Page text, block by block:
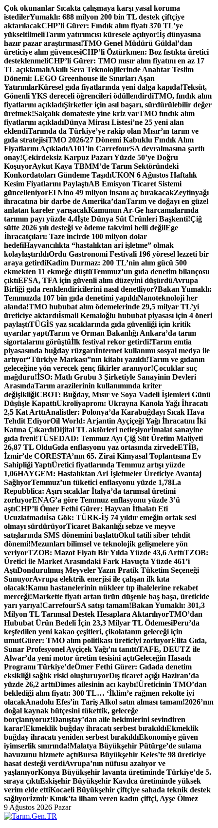
İçeriğe
atla
Çok okunanlar Sıcakta çalışmaya karşı yasal koruma
istedilerYumaklı: 688 milyon 200 bin TL destek çiftçiye
aktarılacakCHP’li Gürer: Fındık alım fiyatı 370 TL’ye
yükseltilmeliTarım yatırımcısı küresele açılıyor!İş dünyasına
hazır pazar araştırması!TMO Genel Müdürü Güldal’dan
üreticiye alım güvencesiCHP’li Öztürkmen: Boz fıstıkta üretici
desteklenmeliCHP’li Gürer: TMO mısır alım fiyatını en az 17
TL açıklamalıAkıllı Sera Teknolojilerinde Anahtar Teslim
Dönemi: LEGO Greenhouse ile Sınırları Aşan
YatırımlarKüresel gıda fiyatlarında yeni dalga kapıda!Teksüt,
Gönenli YKS dereceli öğrencileri ödüllendirdiTMO, fındık alım
fiyatlarını açıkladıŞirketler için asıl başarı, sürdürülebilir değer
üretmek!Salçalık domateste yine kriz varTMO fındık alım
fiyatlarını açıkladıDünya Mirası Listesi’ne 25 yeni alan
eklendiTarımda da Türkiye’ye rakip olan Mısır’ın tarım ve
gıda stratejisiTMO 2026/27 Dönemi Kabuklu Fındık Alım
Fiyatlarını AçıkladıA101’in CarrefourSA devralmasına şartlı
onay!Çekirdeksiz Karpuz Pazarı Yüzde 50’ye Doğru
KoşuyorAykut Kaya TBMM’de Tarım Sektöründeki
Konkordatoları Gündeme TaşıdıUKON 6 Ağustos Haftalık
Kesim Fiyatlarını PaylaştıAB Emisyon Ticaret Sistemi
güncelleniyorEl Nino 49 milyon insanı aç bırakacakZeytinyağı
ihracatına bir darbe de Amerika’danTarım ve doğayı en güzel
anlatan kareler yarışacakKamunun Ar-Ge harcamalarında
tarımın payı yüzde 4,4İşte Dünya Süt Ürünleri Başkenti!Çiğ
sütte 2026 yılı desteği ve ödeme takvimi belli değilEge
İhracatçıları: Taze incirde 100 milyon dolar
hedefiHayvancılıkta “hastalıktan ari işletme” olmak
kolaylaştırıldıOrdu Gastronomi Festivali 196 yöresel lezzeti bir
araya getirdiKadim Durmaz: 200 TL’nin alım gücü 500
ekmekten 11 ekmeğe düştüTemmuz’un gıda denetim bilançosu
çıktıEFSA, TFA için güvenli alım düzeyini düşürdüAvrupa
Birliği gıda renklendiricilerini nasıl denetliyor?Bakan Yumaklı:
Temmuzda 107 bin gıda denetimi yapıldıNanoteknoloji her
alanda!TMO hububat alım ödemelerinde 29,5 milyar TL’yi
üreticiye aktardıİsmail Kemaloğlu hububat piyasası için 4 öneri
paylaştıTÜGİS yaz sıcaklarında gıda güvenliği için kritik
uyarılar yaptıTarım ve Orman Bakanlığı Ankara’da tarım
sigortalarını görüştüİlk festival rekor getirdi!Tarım emtia
piyasasında buğday rüzgarıİnternet kullanımı sosyal medya ile
artıyor“Türkiye Markası”nın kitabı yazıldı!Tarım ve gıdanın
geleceğine yön verecek genç fikirler aranıyor!Çocuklar suç
mağduru!İSO: Matlı Grubu 3 Şirketiyle Sanayinin Devleri
ArasındaTarım arazilerinin kullanımında kriter
değişikliğiCBOT: Buğday, Mısır ve Soya Vadeli İşlemleri Günü
Düşüşle KapattıUkroliyaprom: Ukrayna Kanola Yağı İhracatı
2,5 Kat ArttıAnalistler: Polonya’da Karabuğdayı Sıcak Hava
Tehdit EdiyorOil World: Arjantin Ayçiçeği Yağı İhracatını İki
Katına ÇıkardıDijital TL aktörleri netleşiyorİmalat sanayine
gıda freni!TÜSEDAD: Temmuz Ayı Çiğ Süt Üretim Maliyeti
26,87 TL OlduGıda enflasyonu yaz ortasında zirvedeETİB,
İzmir’de CORESTA’nın 65. Zirai Kimyasal Toplantısına Ev
Sahipliği YaptıÜretici fiyatlarında Temmuz artışı yüzde
1,06HAYGEM: Hastalıktan Ari İşletmeler Üreticiye Avantaj
SağlıyorTemmuz’un tüketici enflasyonu yüzde 1,78La
Repubblica: Aşırı sıcaklar İtalya’da tarımsal üretimi
zorluyorENAG’a göre Temmuz enflasyonu yüzde 3’ü
aştıCHP’li Ömer Fethi Gürer: Hayvan İthalatı Eti
Ucuzlatmadıİsa Gök: TÜRK-İŞ 74 yıldır emeğin ortak sesi
olmayı sürdürüyorTicaret Bakanlığı sebze ve meyve
satışlarında SMS dönemini başlattıOkul tatili siber tehdit
dönemi!Mezunları bilimsel ve teknolojik gelişmelere yön
veriyorTZOB: Mazot Fiyatı Bir Yılda Yüzde 43,6 ArttıTZOB:
Üretici ile Market Arasındaki Fark Havuçta Yüzde 461’i
AştıDondurulmuş Meyveler Yazın Pratik Tüketim Seçeneği
SunuyorAvrupa elektrik enerjisi ile çalışan ilk kıta
olacak!Kamu hastanelerinin nükleer tıp ihalelerine rekabet
merceği!Markette fiyatı artan ürün düşenle baş başa, üreticide
yarı yarıya!CarrefourSA satışı tamam!Bakan Yumaklı: 301,3
Milyon TL Tarımsal Destek Hesaplara AktarılıyorTMO’dan
Hububat Ürün Bedeli İçin 23,3 Milyar TL ÖdemesiPeru’da
keşfedilen yeni kakao çeşitleri, çikolatanın geleceği için
umutGürer: TMO alım politikası üreticiyi zorluyorElita Gıda,
Sunar Profesyonel Ayçiçek Yağı’nı tanıttıTAFE, DEUTZ ile
Alwar’da yeni motor üretim tesisini açtıGeleceğin Hasadı
Programı Türkiye’deÖmer Fethi Gürer: Gıdada denetim
eksikliği sağlık riski oluşturuyorDış ticaret açığı Haziran’da
yüzde 26,2 arttıDimes ailesinin acı kaybı!Üreticinin TMO’dan
beklediği alım fiyatı: 300 TL… ‘İklim’e rağmen rekolte iyi
olacakAnadolu Efes’in Tariş Alkol satın alması tamam!2026’nın
doğal kaynak bütçesini tükettik, geleceğe
borçlanıyoruz!Danıştay’dan aile hekimlerini sevindiren
karar!Ekmeklik buğday ihracatı serbest bırakıldıEkmeklik
buğday ihracatı yeniden serbest bırakıldıEkonomiye güven
iyimserlik sınırında!Malatya Büyükşehir Pütürge’de sulama
havuzunu hizmete açtıBursa Büyükşehir Keles’te 98 üreticiye
hasat desteği verdiAvrupa’nın nüfusu azalıyor ve
yaşlanıyorKonya Büyükşehir lavanta üretiminde Türkiye’de 5.
sıraya çıktıEskişehir Büyükşehir Kavılca üretiminde yüksek
verim elde ettiKocaeli Büyükşehir çiftçiye sahada teknik destek
sağlıyorİzmir Kınık’ta ilham veren kadın çiftçi, Ayşe Ölmez
9 Ağustos 2026 Pazar